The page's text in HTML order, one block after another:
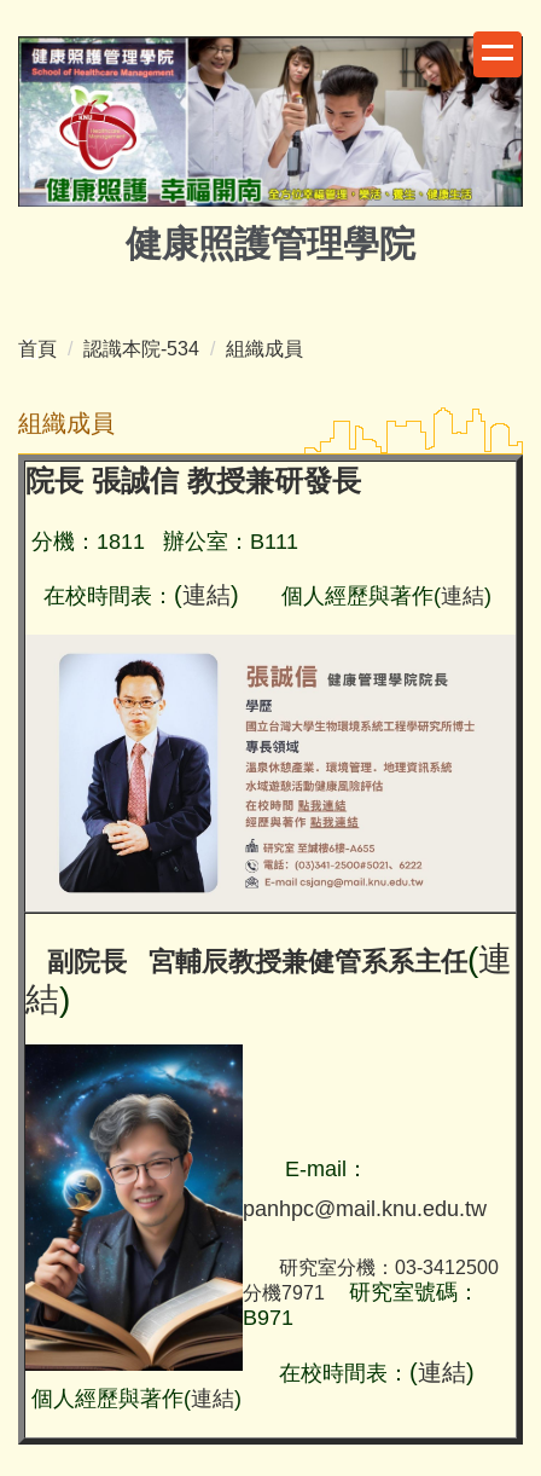
到
主
要
內
區
健康照護管理學院
首頁 認識本院-534 組織成員
組織成員
院長 張誠信 教授兼研發長
分機：1811 辦公室：B111
在校時間表： (連結) 個人經歷與著作(連結)
副院長 宮輔辰教授兼健管系系主任(連
結)
E-mail：
panhpc@mail.knu.edu.tw
研究室分機：03-3412500
分機7971 研究室號碼：
B971
在校時間表： (連結)
個人經歷與著作(連結)